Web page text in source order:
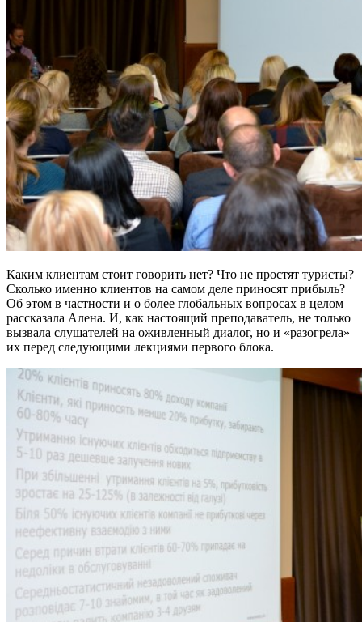
Каким клиентам стоит говорить нет? Что не простят туристы?
Сколько именно клиентов на самом деле приносят прибыль?
Об этом в частности и о более глобальных вопросах в целом
рассказала Алена. И, как настоящий преподаватель, не только
вызвала слушателей на оживленный диалог, но и «разогрела»
их перед следующими лекциями первого блока.